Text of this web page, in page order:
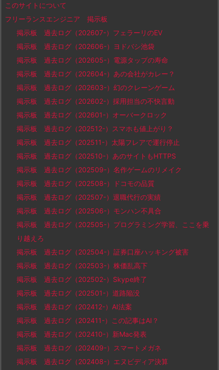
このサイトについて
フリーランスエンジニア 掲示板
掲示板 過去ログ（202607-）フェラーリのEV
掲示板 過去ログ（202606-）ヨドバシ池袋
掲示板 過去ログ（202605-）電源タップの寿命
掲示板 過去ログ（202604-）あの会社がカレー？
掲示板 過去ログ（202603-）幻のクレーンゲーム
掲示板 過去ログ（202602-）採用担当の不快言動
掲示板 過去ログ（202601-）オーバークロック
掲示板 過去ログ（202512-）スマホも値上がり？
掲示板 過去ログ（202511-）太陽フレアで運行停止
掲示板 過去ログ（202510-）あのサイトもHTTPS
掲示板 過去ログ（202509-）名作ゲームのリメイク
掲示板 過去ログ（202508-）ドコモの品質
掲示板 過去ログ（202507-）退職代行の実績
掲示板 過去ログ（202506-）モンハン不具合
掲示板 過去ログ（202505-）プログラミング学習、ここを乗
り越えろ
掲示板 過去ログ（202504-）証券口座ハッキング被害
掲示板 過去ログ（202503-）株価乱高下
掲示板 過去ログ（202502-）Skype終了
掲示板 過去ログ（202501-）道路陥没
掲示板 過去ログ（202412-）AI法案
掲示板 過去ログ（202411-）この記事はAI？
掲示板 過去ログ（202410-）新Mac発表
掲示板 過去ログ（202409-）スマートメガネ
掲示板 過去ログ（202408-）エヌビディア決算